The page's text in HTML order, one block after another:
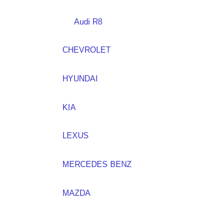
Audi R8
CHEVROLET
HYUNDAI
KIA
LEXUS
MERCEDES BENZ
MAZDA